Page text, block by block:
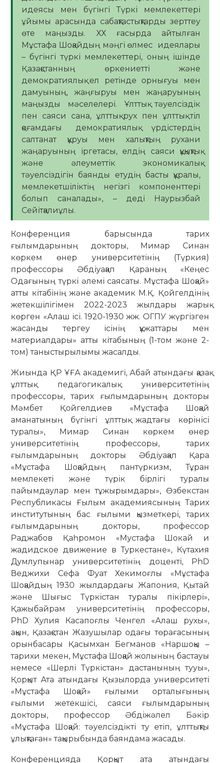
идеясы мен бүгінгі Түркі мемлекеттері
ұйымы арасында сабақтастықтарды зерттеу
өте маңызды. ХХ ғасырда айтылған
Мұстафа Шоқайдың мәңгі өлмес идеялары
– бүгінгі түркі мемлекеттері, оның ішінде
Қазақстанның өркениетті және
демократиялық ел ретінде орнығуы мен
дамуының, жаңғыруы мен жаңаруының
маңызды мәселелері. Ұлттық тәуелсіздік
пен саяси сана, ұлттық рух пен ұлттық тіл
қоғамдағы демократиялық үрдістердің
салтанат құруы мен халықтың рухани
жаңаруының іргетасы, елдің саяси құқықтық
және әлеуметтік экономикалық
тәуелсіздігін баянды етудің басты құралы,
мемлекетшіліктің негізгі компоненттері
болып саналады», – деді Наурызбай
Сейітқалиұлы.
Конференция барысында тарих
ғылымдарының докторы, Мимар Синан
көркем өнер университетінің (Түркия)
профессоры Әбдіуақап Қараның «Кеңес
Одағының түркі әлемі саясаты. Мұстафа Шоқай»
атты кітабінің және академик М.Қ. Қойгелдінің
жетекшілігімен 2022-2023 жылдары жарық
көрген «Алаш ісі. 1920-1930 жж. ОГПУ жүргізген
жасанды тергеу ісінің құжаттары мен
материалдары» атты кітабының (1-том және 2-
том) таныстырылымы жасалды.
Жиында ҚР ҰҒА академигі, Абай атындағы қазақ
ұлттық педагогикалық университетінің
профессоры, тарих ғылымдарының докторы
Мәмбет Қойгелдиев «Мұстафа Шоқай
аманатының бүгінгі ұлттық жадтағы көрінісі
туралы», Мимар Синан көркем өнер
университетінің профессоры, тарих
ғылымдарының докторы Әбдіуақап Қара
«Мұстафа Шоқайдың пантүркизм, Тұран
мемлекеті және түрік бірлігі туралы
пайымдаулар мен тұжырымдары», Өзбекстан
Республикасы Ғылым академиясының Тарих
институтының бас ғылыми қызметкері, тарих
ғылымдарының докторы, профессор
Раджабов Қаһромон «Мустафа Шокай и
жадидское движение в Туркестане», Күтахия
Думлупынар университетінің доценті, PhD
Веджихи Сефа Фуат Хекимоғлы «Мұстафа
Шоқайдың 1930 жылдардағы Жапония, Қытай
және Шығыс Түркістан туралы пікірлері»,
Қажыбайрам университетінің профессоры,
PhD Хулия Касапоғлы Ченгел «Алаш рухы»,
ақын, Қазақстан Жазушылар одағы төрағасының
орынбасары Қасымхан Бегманов «Наршоқы –
тарихи мекен, Мұстафа Шоқай жолының бастауы
немесе «Шерлі Түркістан» дастанының тууы»,
Қорқыт Ата атындағы Қызылорда университеті
«Мұстафа Шоқай» ғылыми орталығының
ғылыми жетекшісі, саяси ғылымдарының
докторы, профессор Әбдіжәлел Бәкір
«Мұстафа Шоқай: тәуелсіздікті ту етіп, ұлттықты
ұлықтаған» тақырыбында баяндама жасады.
Конференцияда Қорқыт ата атындағы